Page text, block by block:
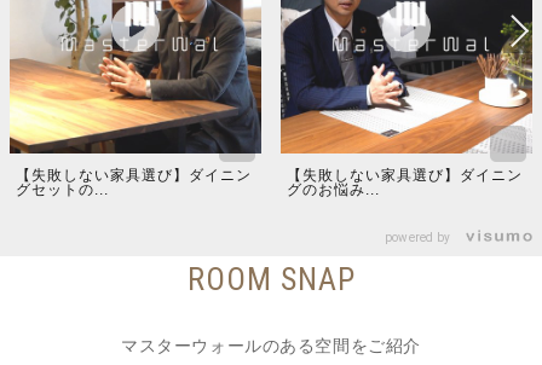
【失敗しない家具選び】ダイニン
グセットの...
【失敗しない家具選び】ダイニン
グのお悩み...
powered by
ROOM SNAP
マスターウォールのある空間をご紹介